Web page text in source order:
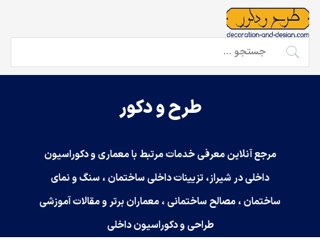
Skip
content
جستجو
برای:
طرح و دکور
مرجع آنلاین معرفی خدمات مرتبط با معماری و دکوراسیون
داخلی در شیراز، تزیینات داخلی ساختمان ، سنگ و نمای
ساختمان ، مصالح ساختمانی ، معماران برتر و مقالات آموزشی
طراحی و دکوراسیون داخلی